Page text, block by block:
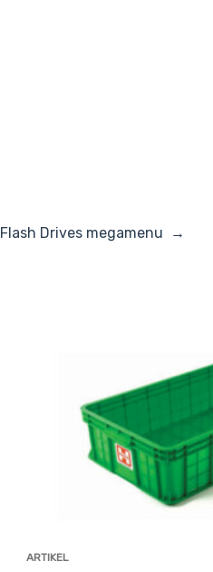
Flash Drives megamenu
ARTIKEL